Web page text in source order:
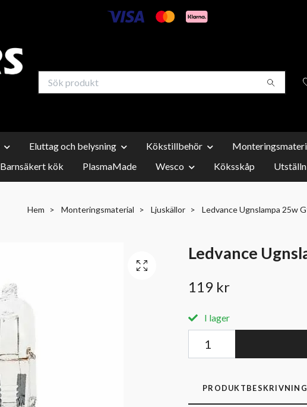
Eluttag och belysning Kökstillbehör
Barnsäkert kök PlasmaMade Wesco Köksskåp
Hem Monteringsmaterial Ljuskällor Ledvance Ugnslampa 25w
Ledvance
119 kr
I lager